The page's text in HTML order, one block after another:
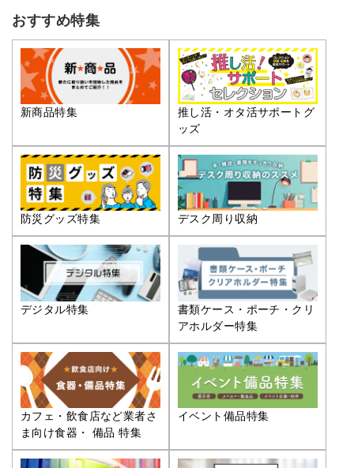
おすすめ特集
新商品特集
推し活・オタ活サポートグ
ッズ
防災グッズ特集 デスク周り収納
デジタル特集
書類ケース・ポーチ・クリ
アホルダー特集
カフェ・飲食店など業者さ
ま向け食器・ 備品 特集
イベント備品特集